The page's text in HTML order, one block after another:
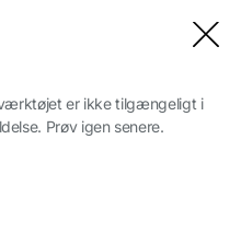
er ikke tilgængeligt i
Prøv igen senere.